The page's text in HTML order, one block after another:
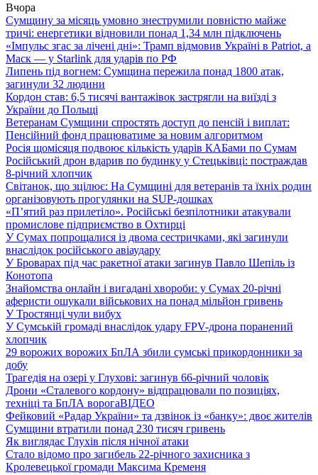
Вчора
Сумщину за місяць умовно знеструмили повністю майже
тричі: енергетики відновили понад 1,34 млн підключень
«Імпульс згас за лічені дні»: Трамп відмовив Україні в Patriot, а
Маск — у Starlink для ударів по РФ
Липень під вогнем: Сумщина пережила понад 1800 атак,
загинули 32 людини
Кордон став: 6,5 тисячі вантажівок застрягли на виїзді з
України до Польщі
Ветеранам Сумщини спростять доступ до пенсій і виплат:
Пенсійний фонд працюватиме за новим алгоритмом
Росія щомісяця подвоює кількість ударів КАБами по Сумам
Російський дрон вдарив по будинку у Стецьківці: постраждав
8-річний хлопчик
Світанок, що зцілює: На Сумщині для ветеранів та їхніх родин
організовують прогулянки на SUP-дошках
«П’ятий раз прилетіло». Російські безпілотники атакували
промислове підприємство в Охтирці
У Сумах попрощалися із двома сестричками, які загинули
внаслідок російського авіаудару
У Броварах під час ракетної атаки загинув Павло Шепіль із
Конотопа
Знайомства онлайн і вигадані хвороби: у Сумах 20-річні
аферисти ошукали військових на понад мільйон гривень
У Тростянці чули вибух
У Сумській громаді внаслідок удару FPV-дрона поранений
хлопчик
29 ворожих ворожих БпЛА збили сумські прикордонники за
добу
Трагедія на озері у Глухові: загинув 66-річний чоловік
Дрони «Сталевого кордону» відпрацювали по позиціях,
техніці та БпЛА ворогаВІДЕО
Фейковий «Радар України» та дзвінок із «банку»: двоє жителів
Сумщини втратили понад 230 тисяч гривень
Як виглядає Глухів після нічної атаки
Стало відомо про загибель 22-річного захисника з
Кролевецької громади Максима Кременя